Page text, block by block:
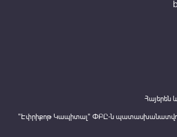
Հայերեն
"Էփրիքոթ Կապիտալ" ՓԲԸ-ն